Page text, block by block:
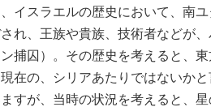
イスラエルの歴史において、南
れ、王族や貴族、技術者などが
捕囚）。その歴史を考えると、
在の、シリアあたりではないか
すが、当時の状況を考えると、